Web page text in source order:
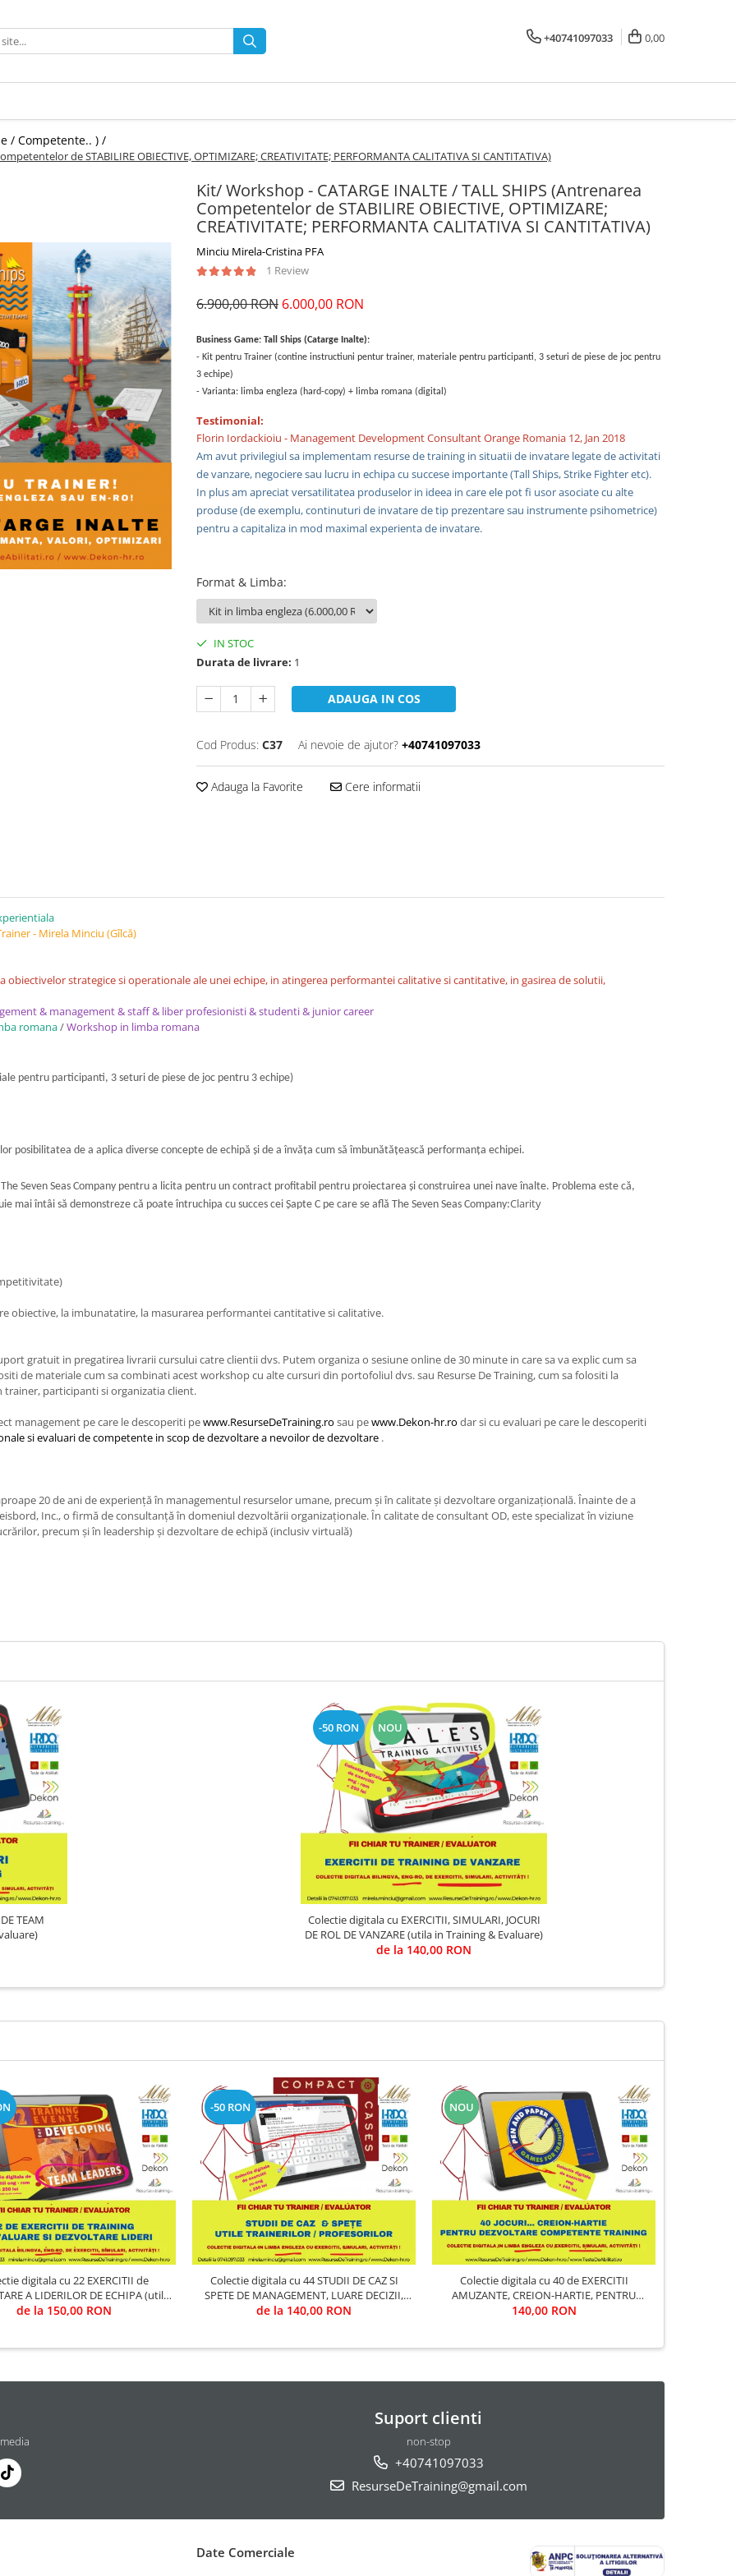
+40741097033 0,00
/ Competente.. ) /
de STABILIRE OBIECTIVE, OPTIMIZARE; CREATIVITATE; PERFORMANTA CALITATIVA SI CANTITATIVA)
Kit/ Workshop - CATARGE INALTE / TALL SHIPS (Antrenarea
Competentelor de STABILIRE OBIECTIVE, OPTIMIZARE;
CREATIVITATE; PERFORMANTA CALITATIVA SI CANTITATIVA)
Minciu Mirela-Cristina PFA
1 Review
6.900,00 RON 6.000,00 RON
Business Game: Tall Ships (Catarge Inalte):
- Kit pentru Trainer (contine instructiuni pentur trainer, materiale pentru participanti, 3 seturi de piese de joc pentru
3 echipe)
- Varianta: limba engleza (hard-copy) + limba romana (digital)
Testimonial:
Florin Iordackioiu - Management Development Consultant Orange Romania 12, Jan 2018
Am avut privilegiul sa implementam resurse de training in situatii de invatare legate de activitati
de vanzare, negociere sau lucru in echipa cu succese importante (Tall Ships, Strike Fighter etc).
In plus am apreciat versatilitatea produselor in ideea in care ele pot fi usor asociate cu alte
produse (de exemplu, continuturi de invatare de tip prezentare sau instrumente psihometrice)
pentru a capitaliza in mod maximal experienta de invatare.
Format & Limba:
IN STOC
Durata de livrare: 1
ADAUGA IN COS
Cod Produs: C37 Ai nevoie de ajutor? +40741097033
Adauga la Favorite Cere informatii
- Mirela Minciu (Gîlcă)
strategice si operationale ale unei echipe, in atingerea performantei calitative si cantitative, in gasirea de solutii,
& management & staff & liber profesionisti & studenti & junior career
romana/Workshop in limba romana
pentru participanti, 3 seturi de piese de joc pentru 3 echipe)
posibilitatea de a aplica diverse concepte de echipă și de a învăța cum să îmbunătățească performanța echipei.
Seven Seas Company pentru a licita pentru un contract profitabil pentru proiectarea și construirea unei nave înalte. Problema este că,
întâi să demonstreze că poate întruchipa cu succes cei Șapte C pe care se află The Seven Seas Company:Clarity
obiective, la imbunatatire, la masurarea performantei cantitative si calitative.
gratuit in pregatirea livrarii cursului catre clientii dvs. Putem organiza o sesiune online de 30 minute in care sa va explic cum sa
de materiale cum sa combinati acest workshop cu alte cursuri din portofoliul dvs. sau Resurse De Training, cum sa folositi la
participanti si organizatia client.
management pe care le descoperiti pewww.ResurseDeTraining.ro sau pewww.Dekon-hr.ro dar si cu evaluari pe care le descoperiti
si evaluari de competente in scop de dezvoltare a nevoilor de dezvoltare .
20 de ani de experiență în managementul resurselor umane, precum și în calitate și dezvoltare organizațională. Înainte de a
Inc., o firmă de consultanță în domeniul dezvoltării organizaționale. În calitate de consultant OD, este specializat în viziune
precum și în leadership și dezvoltare de echipă (inclusiv virtuală)
Evaluare)
-50 RON NOU
Colectie digitala cu EXERCITII, SIMULARI, JOCURI
DE ROL DE VANZARE (utila in Training & Evaluare)
de la 140,00 RON
digitala cu 22 EXERCITII de
A LIDERILOR DE ECHIPA (utila
in Training & Evaluare)
de la 150,00 RON
-50 RON
Colectie digitala cu 44 STUDII DE CAZ SI
SPETE DE MANAGEMENT, LUARE DECIZII,
CHANGE & PERFORMANCE (utila in Training
de la 140,00 RON
NOU
Colectie digitala cu 40 de EXERCITII
AMUZANTE, CREION-HARTIE, PENTRU
TRAINING SI DEZVOLTARE COMPETENTE
140,00 RON
Suport clienti
non-stop
+40741097033
ResurseDeTraining@gmail.com
Date Comerciale